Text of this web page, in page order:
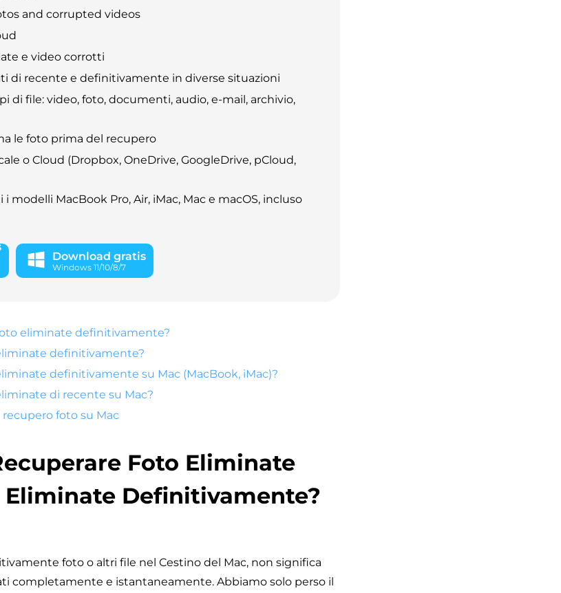
and corrupted videos
e video corrotti
di recente e definitivamente in diverse situazioni
di file: video, foto, documenti, audio, e-mail, archivio,
le foto prima del recupero
o Cloud (Dropbox, OneDrive, GoogleDrive, pCloud,
MacBook Pro, Air, iMac, Mac e macOS, incluso
Download gratis
Windows 11/10/8/7
eliminate definitivamente?
definitivamente?
definitivamente su Mac (MacBook, iMac)?
di recente su Mac?
foto su Mac
Foto Eliminate
Eliminate Definitivamente?
foto o altri file nel Cestino del Mac, non significa
completamente e istantaneamente. Abbiamo solo perso il